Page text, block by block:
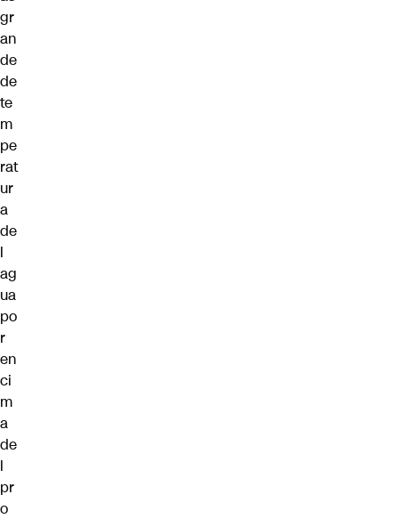
gr
an
de
de
te
m
pe
rat
ur
a
de
l
ag
ua
po
r
en
ci
m
a
de
l
pr
o